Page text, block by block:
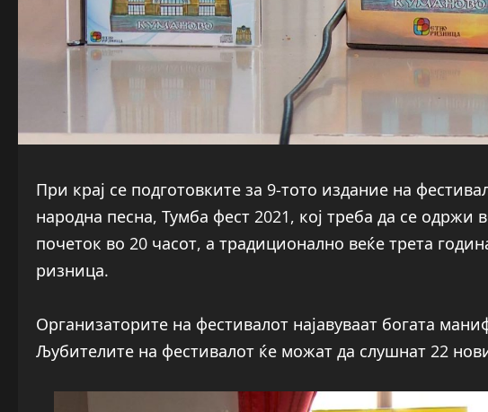
При крај се подготовките за 9-тото издание на
народна песна, Тумба фест 2021, кој треба да се одржи
почеток во 20 часот, а традиционално веќе трета
ризница.
Организаторите на фестивалот најавуваат богата
Љубителите на фестивалот ќе можат да слушнат 22